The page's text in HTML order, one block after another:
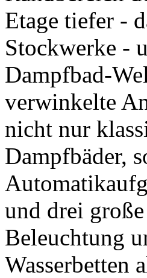
Etage tiefer -
Stockwerke -
Dampfbad-
verwinkelte
nicht nur
Dampfbäder,
und drei
Beleuchtung
Wasserbetten